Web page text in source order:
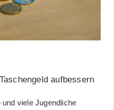
aufbessern
viele Jugendliche